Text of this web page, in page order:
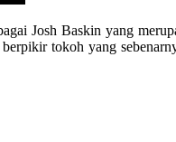
Josh Baskin yang
tokoh yang